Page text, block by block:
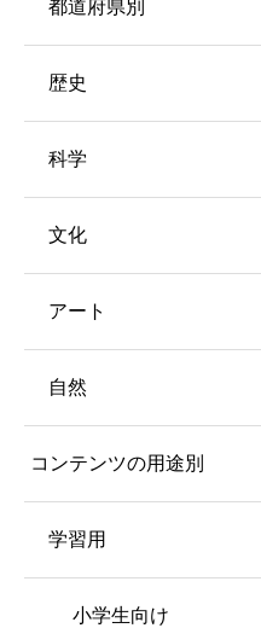
都道府県別
歴史
科学
文化
アート
自然
コンテンツの用途別
学習用
小学生向け